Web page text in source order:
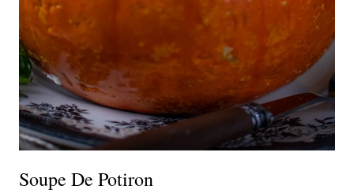
Soupe De Potiron